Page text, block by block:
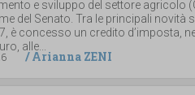
e sviluppo del settore agricolo
del Senato. Tra le principali novità
è concesso un credito d’imposta,
alle...
/Arianna ZENI